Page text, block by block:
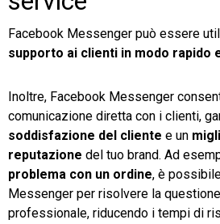
Facebook Messenger può essere
supporto ai clienti in modo rapido
Inoltre, Facebook Messenger
comunicazione diretta con i clienti,
soddisfazione del cliente e un
reputazione del tuo brand. Ad
problema con un ordine, è
Messenger per risolvere la
professionale, riducendo i tempi di